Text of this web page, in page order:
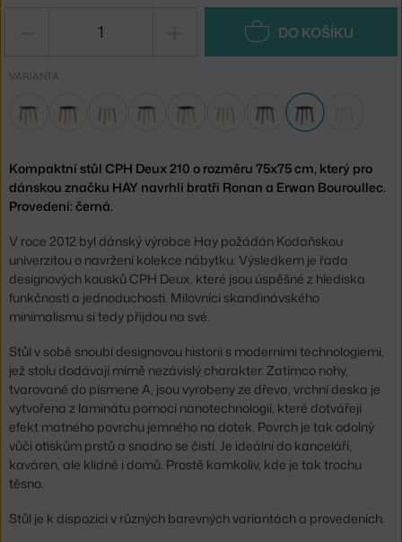
DO KOŠÍKU
VARIANTA
Kompaktní stůl CPH Deux 210 o rozměru 75x75 cm, který pro
dánskou značku HAY navrhli bratři Ronan a Erwan Bouroullec.
Provedení: černá.
V roce 2012 byl dánský výrobce Hay požádán Kodaňskou
univerzitou o navržení kolekce nábytku. Výsledkem je řada
designových kousků CPH Deux, které jsou úspěšné z hlediska
funkčnosti a jednoduchosti. Milovníci skandinávského
minimalismu si tedy přijdou na své.
Stůl v sobě snoubí designovou historii s moderními technologiemi,
jež stolu dodávají mírně nezávislý charakter. Zatímco nohy,
tvarované do písmene A, jsou vyrobeny ze dřeva, vrchní deska je
vytvořena z laminátu pomocí nanotechnologií, které dotvářejí
efekt matného povrchu jemného na dotek. Povrch je tak odolný
vůči otiskům prstů a snadno se čistí. Je ideální do kanceláří,
kaváren, ale klidně i domů. Prostě kamkoliv, kde je tak trochu
těsno.
Stůl je k dispozici v různých barevných variantách a provedeních.